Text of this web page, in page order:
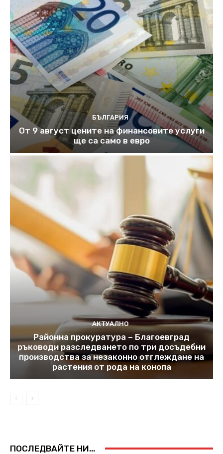
БЪЛГАРИЯ
От 9 август цените на финансовите услуги
ще са само в евро
АКТУАЛНО
Районна прокуратура – Благоевград
ръководи разследването по три досъдебни
производства за незаконно отглеждане на
растения от рода на конопа
ПОСЛЕДВАЙТЕ НИ...